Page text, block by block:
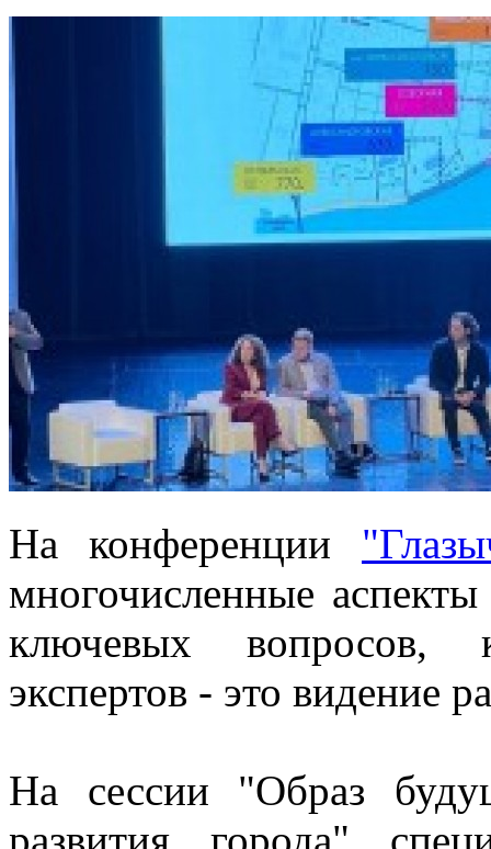
На конференции
многочисленные
ключевых вопросов,
экспертов - это видение
На сессии "Образ
развития города"